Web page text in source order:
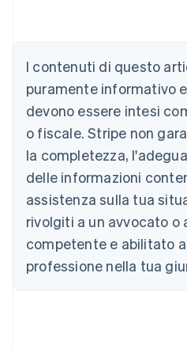
I contenuti di questo
puramente informativo
devono essere intesi
o fiscale. Stripe non
la completezza,
delle informazioni
assistenza sulla tua
rivolgiti a un avvocato o
competente e abilitato
professione nella tua
English
Austria
Deutsch English
Belgio
NederlandsFrançaisDeutsch
PortuguêsEnglish
Bulgaria
English
Canada
English Français
Cina continentale
Cipro
English